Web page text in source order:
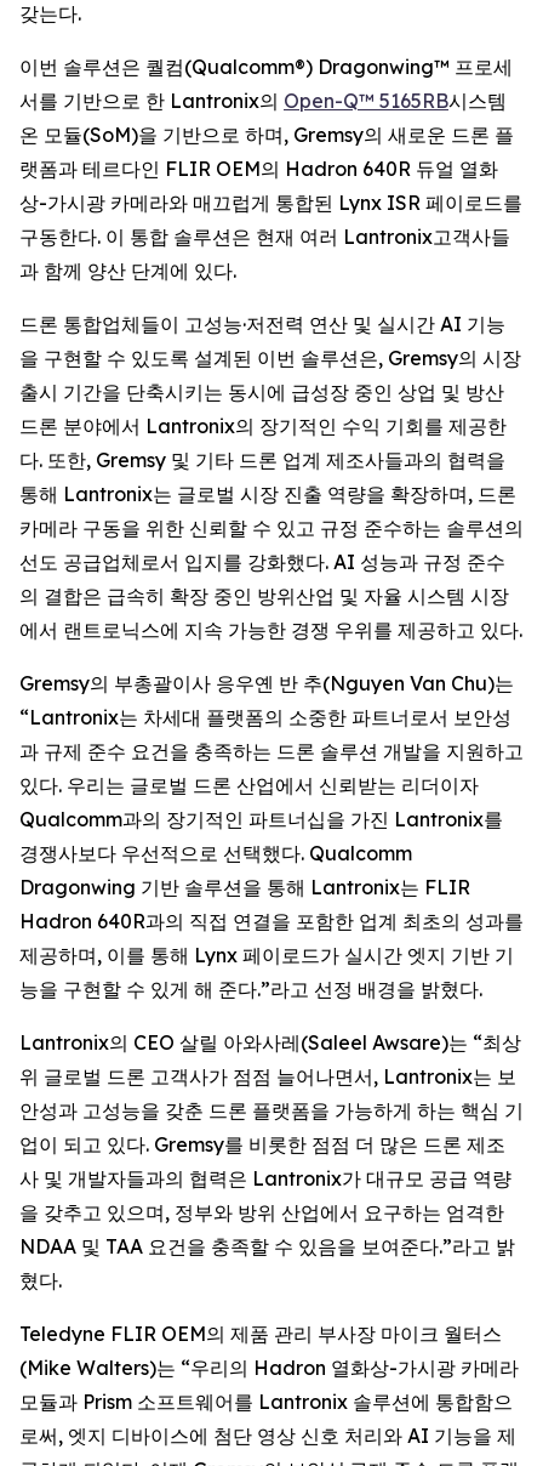
갖는다.
이번 솔루션은 퀄컴(Qualcomm®) Dragonwing™ 프로세
서를 기반으로 한 Lantronix의 Open-Q™ 5165RB시스템
온 모듈(SoM)을 기반으로 하며, Gremsy의 새로운 드론 플
랫폼과 테르다인 FLIR OEM의 Hadron 640R 듀얼 열화
상-가시광 카메라와 매끄럽게 통합된 Lynx ISR 페이로드를
구동한다. 이 통합 솔루션은 현재 여러 Lantronix고객사들
과 함께 양산 단계에 있다.
드론 통합업체들이 고성능·저전력 연산 및 실시간 AI 기능
을 구현할 수 있도록 설계된 이번 솔루션은, Gremsy의 시장
출시 기간을 단축시키는 동시에 급성장 중인 상업 및 방산
드론 분야에서 Lantronix의 장기적인 수익 기회를 제공한
다. 또한, Gremsy 및 기타 드론 업계 제조사들과의 협력을
통해 Lantronix는 글로벌 시장 진출 역량을 확장하며, 드론
카메라 구동을 위한 신뢰할 수 있고 규정 준수하는 솔루션의
선도 공급업체로서 입지를 강화했다. AI 성능과 규정 준수
의 결합은 급속히 확장 중인 방위산업 및 자율 시스템 시장
에서 랜트로닉스에 지속 가능한 경쟁 우위를 제공하고 있다.
Gremsy의 부총괄이사 응우옌 반 추(Nguyen Van Chu)는
“Lantronix는 차세대 플랫폼의 소중한 파트너로서 보안성
과 규제 준수 요건을 충족하는 드론 솔루션 개발을 지원하고
있다. 우리는 글로벌 드론 산업에서 신뢰받는 리더이자
Qualcomm과의 장기적인 파트너십을 가진 Lantronix를
경쟁사보다 우선적으로 선택했다. Qualcomm
Dragonwing 기반 솔루션을 통해 Lantronix는 FLIR
Hadron 640R과의 직접 연결을 포함한 업계 최초의 성과를
제공하며, 이를 통해 Lynx 페이로드가 실시간 엣지 기반 기
능을 구현할 수 있게 해 준다.”라고 선정 배경을 밝혔다.
Lantronix의 CEO 살릴 아와사레(Saleel Awsare)는 “최상
위 글로벌 드론 고객사가 점점 늘어나면서, Lantronix는 보
안성과 고성능을 갖춘 드론 플랫폼을 가능하게 하는 핵심 기
업이 되고 있다. Gremsy를 비롯한 점점 더 많은 드론 제조
사 및 개발자들과의 협력은 Lantronix가 대규모 공급 역량
을 갖추고 있으며, 정부와 방위 산업에서 요구하는 엄격한
NDAA 및 TAA 요건을 충족할 수 있음을 보여준다.”라고 밝
혔다.
Teledyne FLIR OEM의 제품 관리 부사장 마이크 월터스
(Mike Walters)는 “우리의 Hadron 열화상-가시광 카메라
모듈과 Prism 소프트웨어를 Lantronix 솔루션에 통합함으
로써, 엣지 디바이스에 첨단 영상 신호 처리와 AI 기능을 제